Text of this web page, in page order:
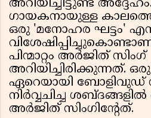
അറിയിച്ചിട്ടുണ്ട്
ഗായകനായുള്ള കാലത്തെ
ഒരു 'മനോഹര ഘട്ടം'
പിന്മാറ്റം അർജിത് സിംഗ്
അറിയിച്ചിരിക്കുന്നത്. ഒരു
ഏറെയായി ബോളിവുഡ്
നിർവ്വചിച്ച
അർജിത് സിംഗിന്റേത്.